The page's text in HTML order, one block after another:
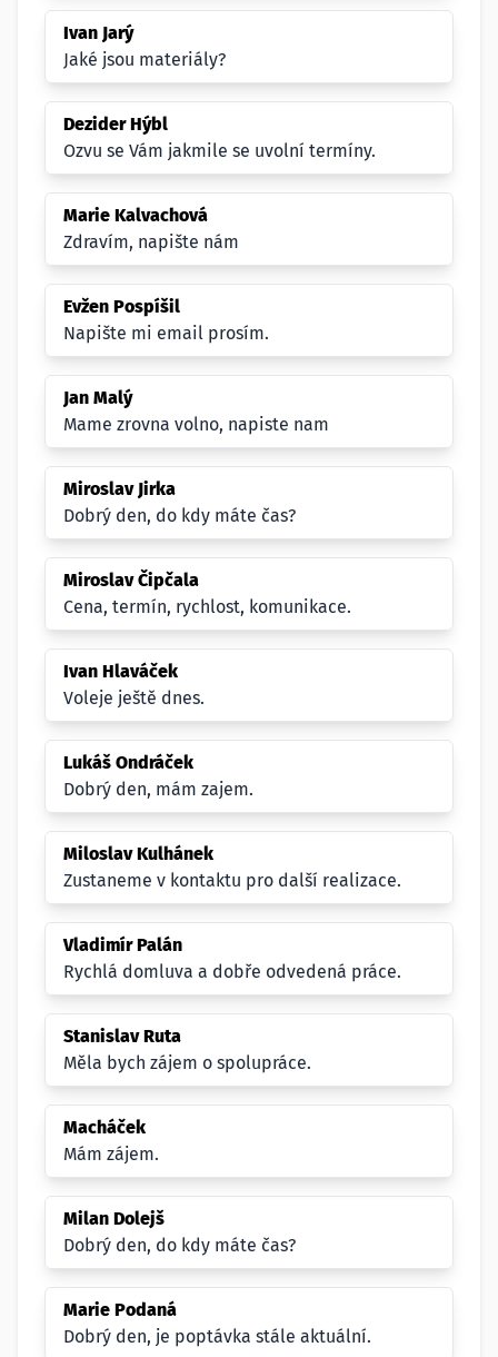
Ivan Jarý
Jaké jsou materiály?
Dezider Hýbl
Ozvu se Vám jakmile se uvolní termíny.
Marie Kalvachová
Zdravím, napište nám
Evžen Pospíšil
Napište mi email prosím.
Jan Malý
Mame zrovna volno, napiste nam
Miroslav Jirka
Dobrý den, do kdy máte čas?
Miroslav Čipčala
Cena, termín, rychlost, komunikace.
Ivan Hlaváček
Voleje ještě dnes.
Lukáš Ondráček
Dobrý den, mám zajem.
Miloslav Kulhánek
Zustaneme v kontaktu pro další realizace.
Vladimír Palán
Rychlá domluva a dobře odvedená práce.
Stanislav Ruta
Měla bych zájem o spolupráce.
Macháček
Mám zájem.
Milan Dolejš
Dobrý den, do kdy máte čas?
Marie Podaná
Dobrý den, je poptávka stále aktuální.